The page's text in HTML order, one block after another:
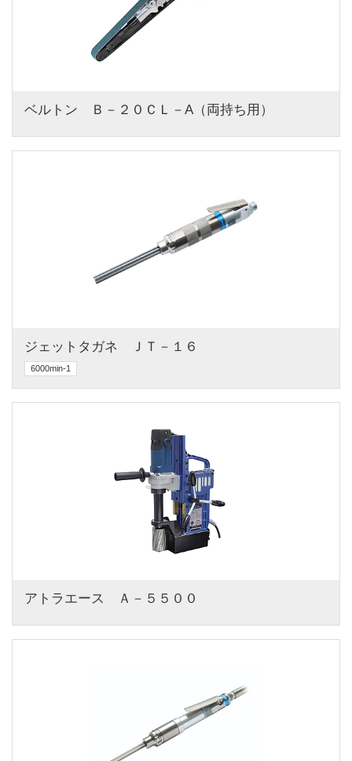
ベルトン　Ｂ－２０ＣＬ－A（両持ち用）
ジェットタガネ　ＪＴ－１６
6000min-1
アトラエース　Ａ－５５００